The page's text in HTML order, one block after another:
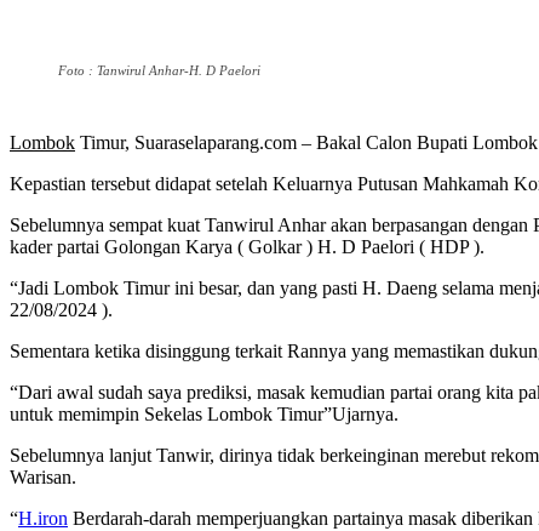
Foto : Tanwirul Anhar-H. D Paelori
Lombok Timur, Suaraselaparang.com – Bakal Calon Bupati
Kepastian tersebut didapat setelah Keluarnya Putusan Mahkamah
Sebelumnya sempat kuat Tanwirul Anhar akan berpasangan
kader partai Golongan Karya ( Golkar ) H. D Paelori ( HDP ).
“Jadi Lombok Timur ini besar, dan yang pasti H. Daeng selama
22/08/2024 ).
Sementara ketika disinggung terkait Rannya yang memastikan
“Dari awal sudah saya prediksi, masak kemudian partai orang kita
untuk memimpin Sekelas Lombok Timur”Ujarnya.
Sebelumnya lanjut Tanwir, dirinya tidak berkeinginan merebut
Warisan.
“H.iron Berdarah-darah memperjuangkan partainya masak